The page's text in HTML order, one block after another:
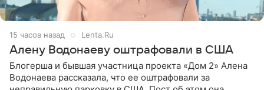
15 часов назад Lenta.Ru
Алену Водонаеву оштрафовали в США
Блогерша и бывшая участница проекта «Дом 2» Алена
Водонаева рассказала, что ее оштрафовали за